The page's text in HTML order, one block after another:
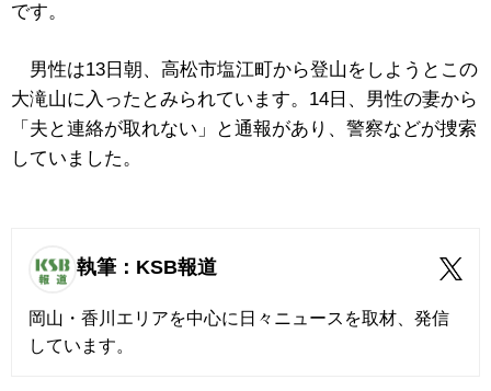
です。
男性は13日朝、高松市塩江町から登山をしようとこの
大滝山に入ったとみられています。14日、男性の妻から
「夫と連絡が取れない」と通報があり、警察などが捜索
していました。
執筆：KSB報道
岡山・香川エリアを中心に日々ニュースを取材、発信
しています。